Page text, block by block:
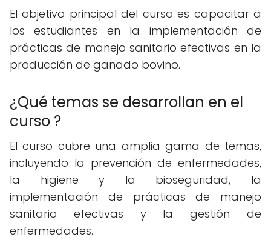
El objetivo principal del curso es capacitar a
los estudiantes en la implementación de
prácticas de manejo sanitario efectivas en la
producción de ganado bovino.
¿Qué temas se desarrollan en el
curso ?
El curso cubre una amplia gama de temas,
incluyendo la prevención de enfermedades,
la higiene y la bioseguridad, la
implementación de prácticas de manejo
sanitario efectivas y la gestión de
enfermedades.